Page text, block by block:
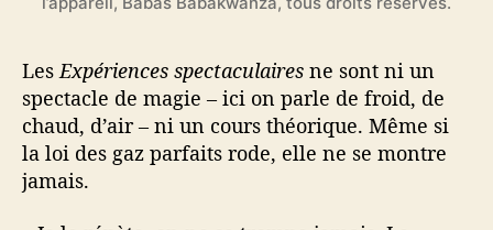
LesExpériences spectaculaires ne sont ni un
spectacle de magie – ici on parle de froid, de
chaud, d’air – ni un cours théorique. Même si
la loi des gaz parfaits rode, elle ne se montre
jamais.